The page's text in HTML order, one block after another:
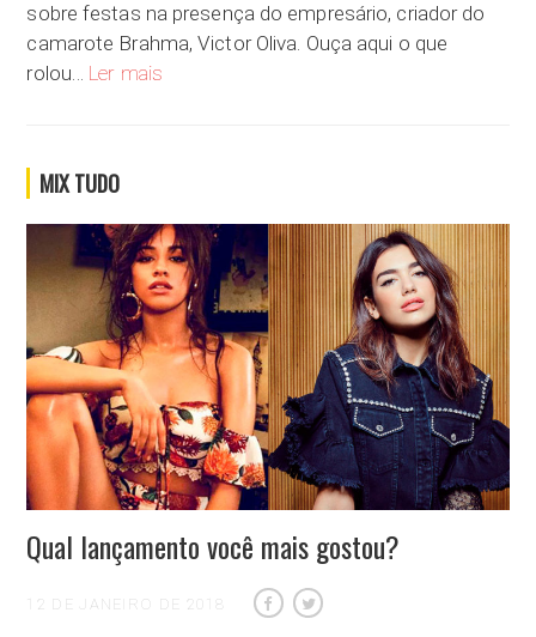
sobre festas na presença do empresário, criador do
camarote Brahma, Victor Oliva. Ouça aqui o que
rolou… Ler mais
MIX TUDO
Qual lançamento você mais gostou?
12 DE JANEIRO DE 2018